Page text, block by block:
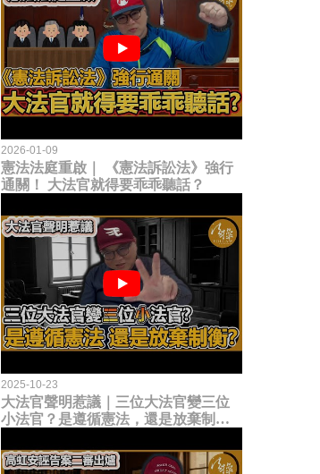
2026-01-09
憲法法庭重啟｜ 《憲法訴訟法》強行
通關！ 大法官就得要乖乖聽話？
2025-10-23
大法官聲明惹議｜三位大法官變三位
小法官？是遵循憲法，還是放棄制衡